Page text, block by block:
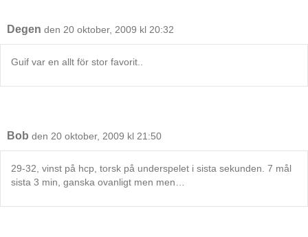
Degen den 20 oktober, 2009 kl 20:32
Guif var en allt för stor favorit..
Bob den 20 oktober, 2009 kl 21:50
29-32, vinst på hcp, torsk på underspelet i sista sekunden. 7 mål
sista 3 min, ganska ovanligt men men…